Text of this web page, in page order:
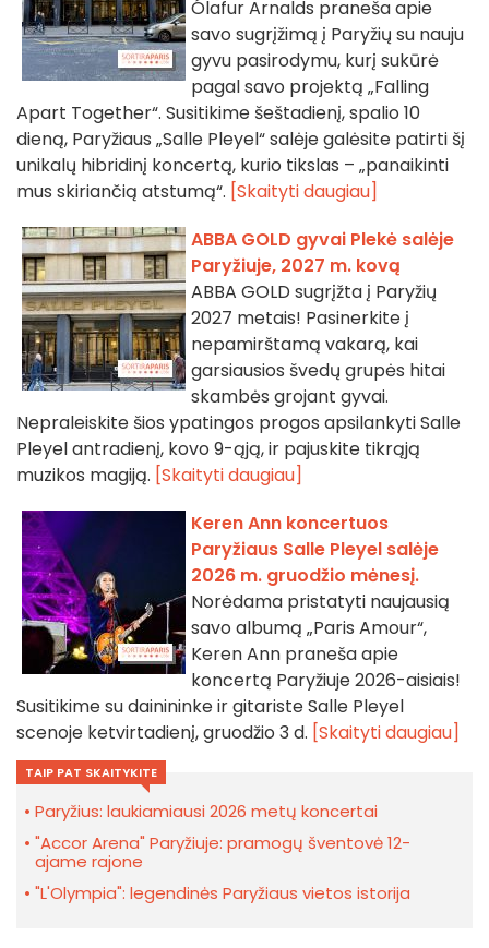
Ólafur Arnalds praneša apie
savo sugrįžimą į Paryžių su nauju
gyvu pasirodymu, kurį sukūrė
pagal savo projektą „Falling
Apart Together“. Susitikime šeštadienį, spalio 10
dieną, Paryžiaus „Salle Pleyel“ salėje galėsite patirti šį
unikalų hibridinį koncertą, kurio tikslas – „panaikinti
mus skiriančią atstumą“. [Skaityti daugiau]
ABBA GOLD gyvai Plekė salėje
Paryžiuje, 2027 m. kovą
ABBA GOLD sugrįžta į Paryžių
2027 metais! Pasinerkite į
nepamirštamą vakarą, kai
garsiausios švedų grupės hitai
skambės grojant gyvai.
Nepraleiskite šios ypatingos progos apsilankyti Salle
Pleyel antradienį, kovo 9-ąją, ir pajuskite tikrąją
muzikos magiją. [Skaityti daugiau]
Keren Ann koncertuos
Paryžiaus Salle Pleyel salėje
2026 m. gruodžio mėnesį.
Norėdama pristatyti naujausią
savo albumą „Paris Amour“,
Keren Ann praneša apie
koncertą Paryžiuje 2026-aisiais!
Susitikime su dainininke ir gitariste Salle Pleyel
scenoje ketvirtadienį, gruodžio 3 d. [Skaityti daugiau]
TAIP PAT SKAITYKITE
Paryžius: laukiamiausi 2026 metų koncertai
"Accor Arena" Paryžiuje: pramogų šventovė 12-
ajame rajone
"L'Olympia": legendinės Paryžiaus vietos istorija